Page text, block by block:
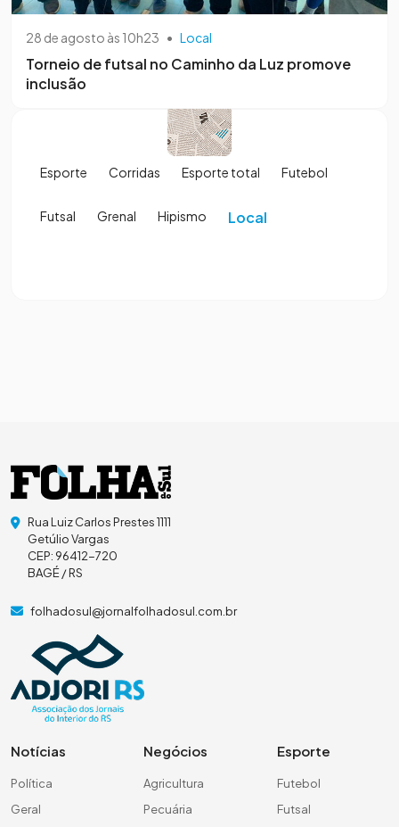
28 de agosto às 10h23 • Local
Torneio de futsal no Caminho da Luz promove
inclusão
Esporte Corridas Esporte total Futebol
Futsal Grenal Hipismo Local
Rua Luiz Carlos Prestes 1111
Getúlio Vargas
CEP: 96412-720
BAGÉ / RS
folhadosul@jornalfolhadosul.com.br
Notícias
Política
Geral
Negócios
Agricultura
Pecuária
Esporte
Futebol
Futsal